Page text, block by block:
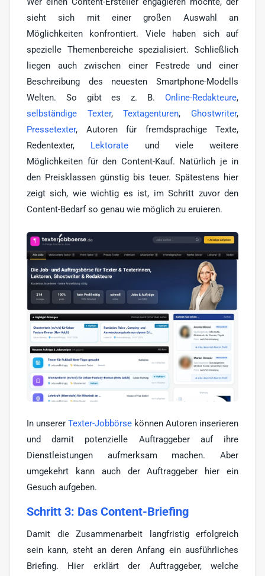
sieht sich mit einer großen Auswahl an
Möglichkeiten konfrontiert. Viele haben sich auf
spezielle Themenbereiche spezialisiert. Schließlich
liegen auch zwischen einer Festrede und einer
Beschreibung des neuesten Smartphone-Modells
Welten. So gibt es z. B. Online-Redakteure,
selbständige Texter,Textagenturen, Ghostwriter,
Pressetexter, Autoren für fremdsprachige Texte,
Redentexter, Lektorate und viele weitere
Möglichkeiten für den Content-Kauf. Natürlich je in
den Preisklassen günstig bis teuer. Spätestens hier
zeigt sich, wie wichtig es ist, im Schritt zuvor den
Content-Bedarf so genau wie möglich zu eruieren.
In unserer Texter-Jobbörse können Autoren inserieren
und damit potenzielle Auftraggeber auf ihre
Dienstleistungen aufmerksam machen. Aber
umgekehrt kann auch der Auftraggeber hier ein
Gesuch aufgeben.
Schritt 3: Das Content-Briefing
Damit die Zusammenarbeit langfristig erfolgreich
sein kann, steht an deren Anfang ein ausführliches
Briefing. Hier erklärt der Auftraggeber, welche